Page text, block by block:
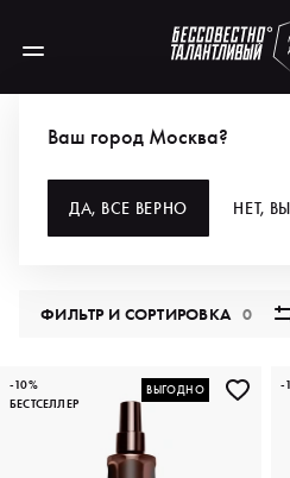
Ваш город Москва?
ДА, ВСЕ ВЕРНО НЕТ,
ФИЛЬТР И СОРТИРОВКА0
ВЫГОДНО
-10%
БЕСТСЕЛЛЕР
-